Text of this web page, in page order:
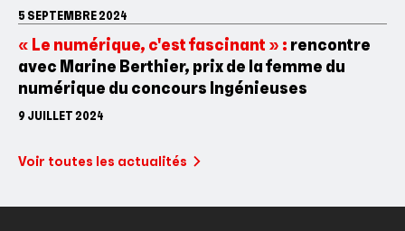
5 SEPTEMBRE 2024
« Le numérique, c'est fascinant » : rencontre
avec Marine Berthier, prix de la femme du
numérique du concours Ingénieuses
9 JUILLET 2024
Voir toutes les actualités